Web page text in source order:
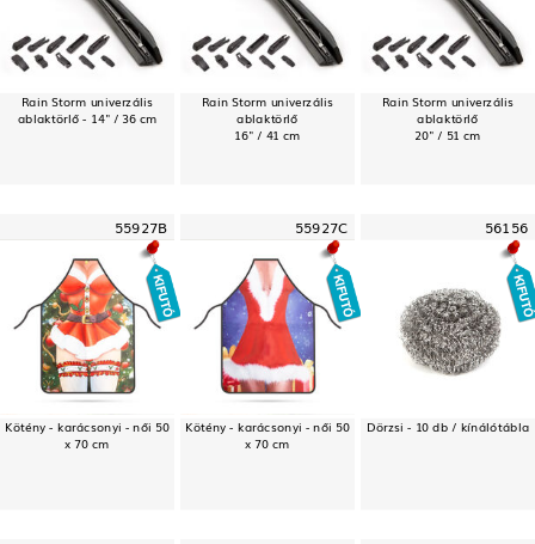
Rain Storm univerzális
ablaktörlő - 14" / 36 cm
Rain Storm univerzális
ablaktörlő
16" / 41 cm
Rain Storm univerzális
ablaktörlő
20" / 51 cm
55927B
Kötény - karácsonyi - női 50
x 70 cm
55927C
Kötény - karácsonyi - női 50
x 70 cm
56156
Dörzsi - 10 db / kínálótábla